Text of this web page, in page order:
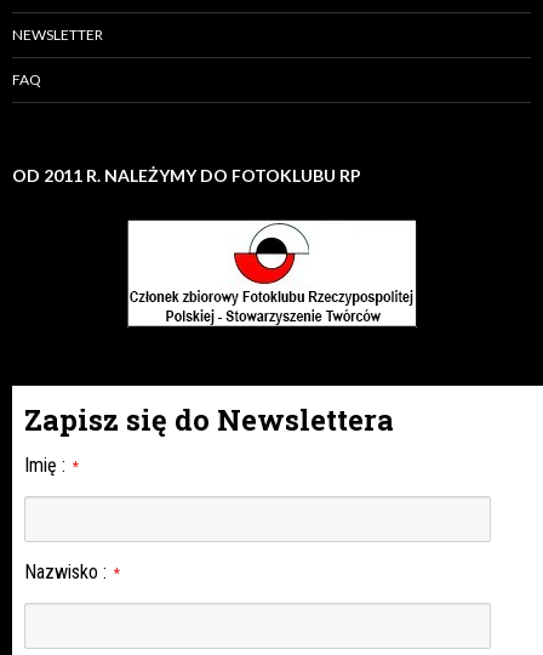
NEWSLETTER
FAQ
OD 2011 R. NALEŻYMY DO FOTOKLUBU RP
Zapisz się do Newslettera
Imię : *
Nazwisko : *